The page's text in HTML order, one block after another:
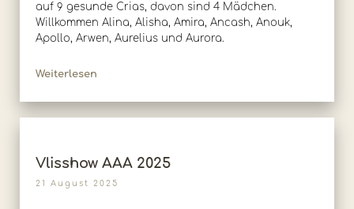
auf 9 gesunde Crias, davon sind 4 Mädchen.
Willkommen Alina, Alisha, Amira, Ancash, Anouk,
Apollo, Arwen, Aurelius und Aurora.
Weiterlesen
Vlisshow AAA 2025
21 August 2025